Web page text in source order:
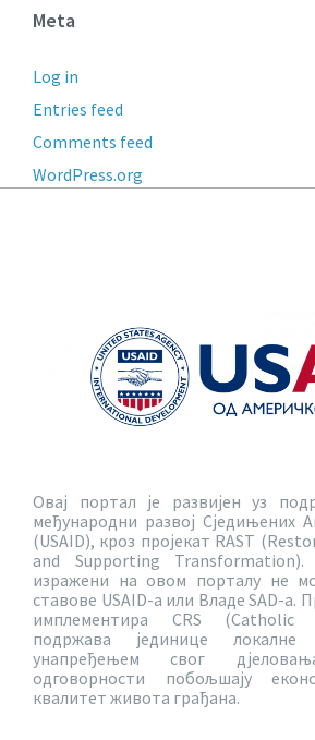
Meta
Log in
Entries feed
Comments feed
WordPress.org
Овај портал је развијен уз
међународни развој Сједињених
(USAID), кроз пројекат RAST
and Supporting Transformation).
изражени на овом порталу не
ставове USAID-a или Владе SAD-a.
имплементира CRS (Catholic
подржава јединице локалне
унапређењем свог
одговорности побољшају
квалитет живота грађана.